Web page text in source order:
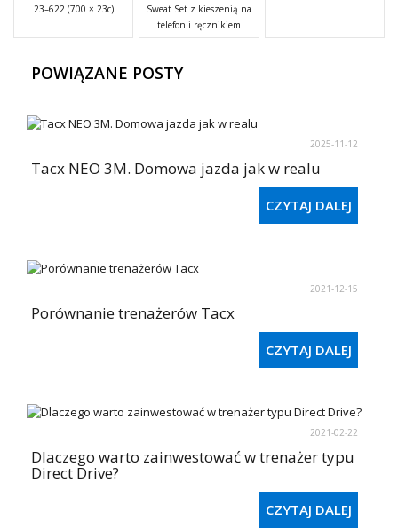
23–622 (700 × 23c)
Sweat Set z kieszenią na
telefon i ręcznikiem
POWIĄZANE POSTY
2025-11-12
Tacx NEO 3M. Domowa jazda jak w realu
CZYTAJ DALEJ
2021-12-15
Porównanie trenażerów Tacx
CZYTAJ DALEJ
2021-02-22
Dlaczego warto zainwestować w trenażer typu
Direct Drive?
CZYTAJ DALEJ